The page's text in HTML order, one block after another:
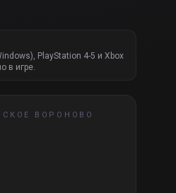
PlayStation 4-5 и Xbox
в игре.
ВОРОНОВО